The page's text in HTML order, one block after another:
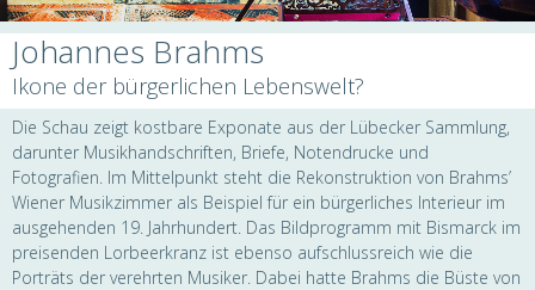
Johannes Brahms
Ikone der bürgerlichen Lebenswelt?
Die Schau zeigt kostbare Exponate aus der Lübecker Sammlung,
darunter Musikhandschriften, Briefe, Notendrucke und
Fotografien. Im Mittelpunkt steht die Rekonstruktion von Brahms’
Wiener Musikzimmer als Beispiel für ein bürgerliches Interieur im
ausgehenden 19. Jahrhundert. Das Bildprogramm mit Bismarck im
preisenden Lorbeerkranz ist ebenso aufschlussreich wie die
Porträts der verehrten Musiker. Dabei hatte Brahms die Büste von